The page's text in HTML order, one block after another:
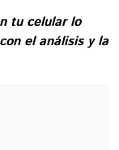
tu celular lo
el análisis y la